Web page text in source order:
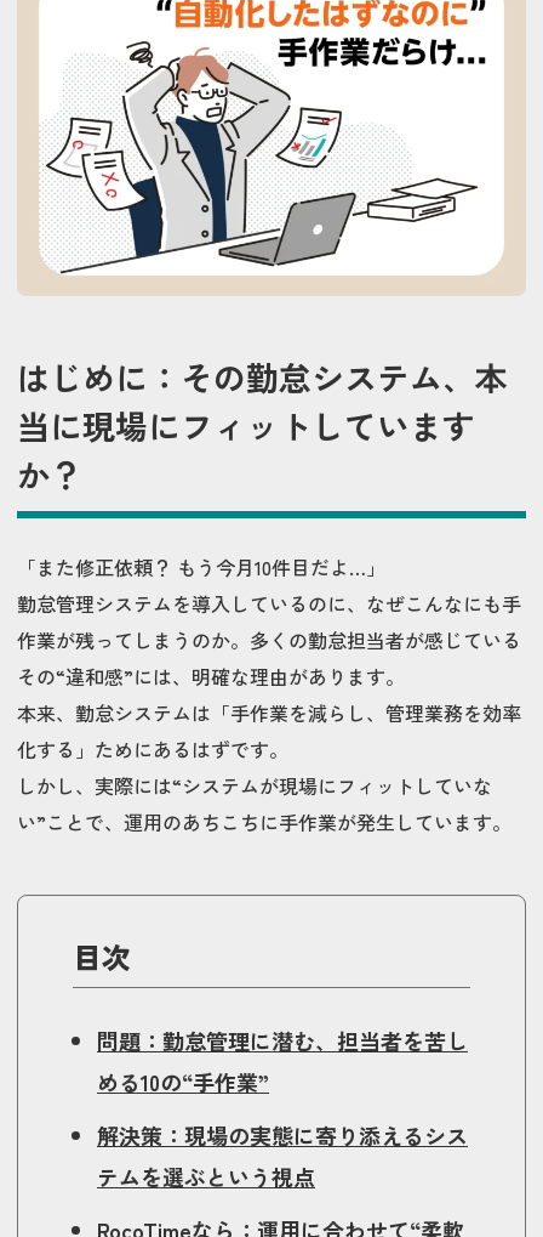
はじめに：その勤怠システム、本
当に現場にフィットしています
か？
「また修正依頼？ もう今月10件目だよ…」
勤怠管理システムを導入しているのに、なぜこんなにも手
作業が残ってしまうのか。多くの勤怠担当者が感じている
その“違和感”には、明確な理由があります。
本来、勤怠システムは「手作業を減らし、管理業務を効率
化する」ためにあるはずです。
しかし、実際には“システムが現場にフィットしていな
い”ことで、運用のあちこちに手作業が発生しています。
目次
問題：勤怠管理に潜む、担当者を苦し
める10の“手作業”
解決策：現場の実態に寄り添えるシス
テムを選ぶという視点
RocoTimeなら：運用に合わせて“柔軟